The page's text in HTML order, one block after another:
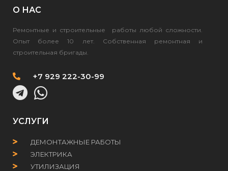
О НАС
Ремонтные и строительные работы любой сложности.
Опыт более 10 лет. Собственная ремонтная и
строительная бригады.
+7 929 222-30-99
УСЛУГИ
ДЕМОНТАЖНЫЕ РАБОТЫ
ЭЛЕКТРИКА
УТИЛИЗАЦИЯ